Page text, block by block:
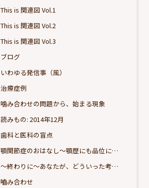
This is 関連図 Vol.1
This is 関連図 Vol.2
This is 関連図 Vol.3
ブログ
いわゆる発信事（風）
治療症例
噛み合わせの問題から、始まる現象
読みもの: 2014年12月
歯科と医科の盲点
顎関節症のおはなし～顎歴にも品位にこだわりたい
～終わりに～あなたが、どういった考えの治療をお求めになられるのか？
嚙み合わせ